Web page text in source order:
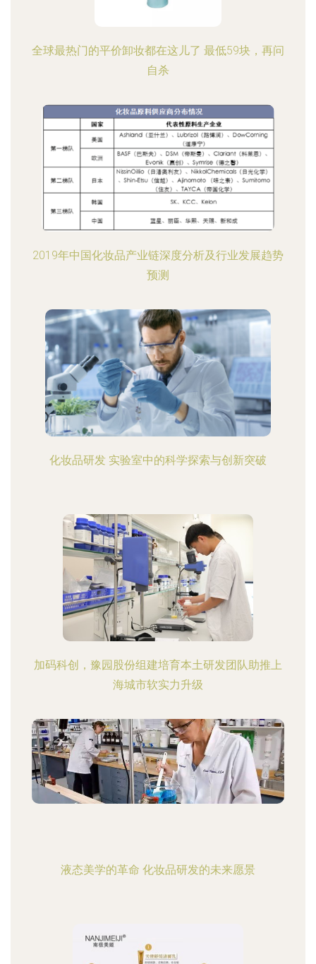
全球最热门的平价卸妆都在这儿了 最低59块，再问
自杀
2019年中国化妆品产业链深度分析及行业发展趋势
预测
化妆品研发 实验室中的科学探索与创新突破
加码科创，豫园股份组建培育本土研发团队助推上
海城市软实力升级
液态美学的革命 化妆品研发的未来愿景